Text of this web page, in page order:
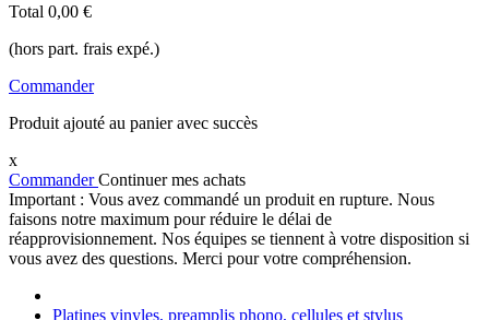
Total 0,00 €
(hors part. frais expé.)
Commander
Produit ajouté au panier avec succès
x
CommanderContinuer mes achats
Important : Vous avez commandé un produit en rupture. Nous
faisons notre maximum pour réduire le délai de
réapprovisionnement. Nos équipes se tiennent à votre disposition si
vous avez des questions. Merci pour votre compréhension.
Platines vinyles, preamplis phono, cellules et stylus